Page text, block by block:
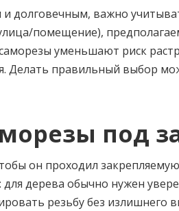
долговечным, важно
помещение),
уменьшают риск
Делать правильный выбор
под
он проходил
дерева обычно нужен
резьбу без излишнего